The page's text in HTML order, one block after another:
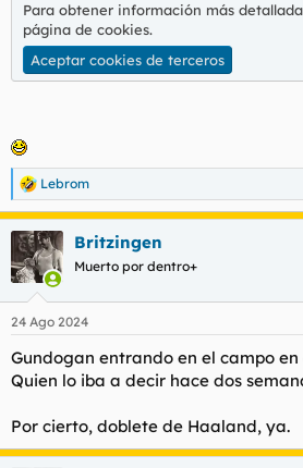
Para obtener información más
página de cookies.
Aceptar cookies de terceros
R
e
a
c
c
i
e
:
Lebrom
Britzingen
Muerto por dentro+
24 Ago 2024
Gundogan entrando en el campo
Quien lo iba a decir hace dos
Por cierto, doblete de Haaland, ya.